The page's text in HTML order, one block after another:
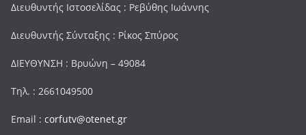
Διευθυντής Ιστοσελίδας : Ρεβύθης Ιωάννης
Διευθυντής Σύνταξης : Ρίκος Σπύρος
ΔΙΕΥΘΥΝΣΗ : Βρυώνη – 49084
Τηλ. : 2661049500
Email : corfutv@otenet.gr